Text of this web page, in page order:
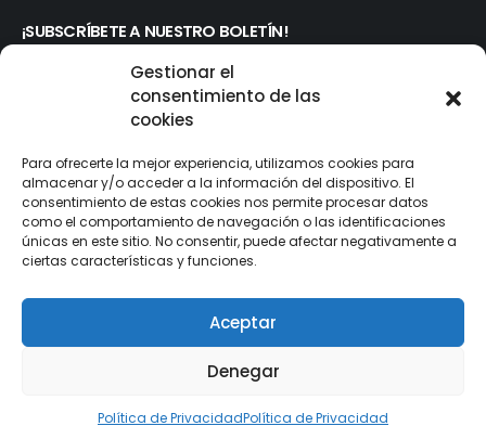
Gestionar el
consentimiento de las
cookies
Para ofrecerte la mejor experiencia, utilizamos cookies para
almacenar y/o acceder a la información del dispositivo. El
consentimiento de estas cookies nos permite procesar datos
como el comportamiento de navegación o las identificaciones
únicas en este sitio. No consentir, puede afectar negativamente a
ciertas características y funciones.
Aceptar
Denegar
Política de PrivacidadPolítica de Privacidad
¡SUBSCRÍBETE A NUESTRO BOLETÍN!
Te mantendrás informado de las novedades y ofertas que
realmente te interesan. Subscríbete aquí:
© ActionToys.es 2021. All Rights Reserved